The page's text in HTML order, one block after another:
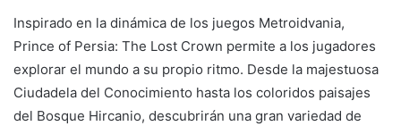
Inspirado en la dinámica de los juegos Metroidvania,
Prince of Persia: The Lost Crown permite a los jugadores
explorar el mundo a su propio ritmo. Desde la majestuosa
Ciudadela del Conocimiento hasta los coloridos paisajes
del Bosque Hircanio, descubrirán una gran variedad de